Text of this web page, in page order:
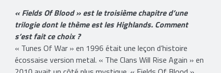
« Fields Of Blood » est le troisième chapitre d’une
trilogie dont le thème est les Highlands. Comment
s’est fait ce choix ?
« Tunes Of War » en 1996 était une leçon d’histoire
écossaise version metal. « The Clans Will Rise Again » en